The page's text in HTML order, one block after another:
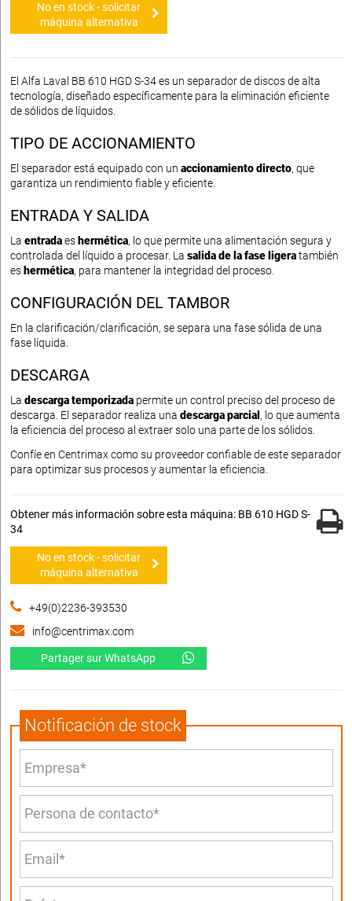
No en stock - solicitar
máquina alternativa
El Alfa Laval BB 610 HGD S-34 es un separador de discos de alta
tecnología, diseñado específicamente para la eliminación eficiente
de sólidos de líquidos.
TIPO DE ACCIONAMIENTO
El separador está equipado con un accionamiento directo, que
garantiza un rendimiento fiable y eficiente.
ENTRADA Y SALIDA
La entradaes hermética, lo que permite una alimentación segura y
controlada del líquido a procesar. La salida de la fase ligeratambién
es hermética, para mantener la integridad del proceso.
CONFIGURACIÓN DEL TAMBOR
En la clarificación/clarificación, se separa una fase sólida de una
fase líquida.
DESCARGA
La descarga temporizada permite un control preciso del proceso de
descarga. El separador realiza una descarga parcial , lo que aumenta
la eficiencia del proceso al extraer solo una parte de los sólidos.
Confíe en Centrimax como su proveedor confiable de este separador
para optimizar sus procesos y aumentar la eficiencia.
Obtener más información sobre esta máquina: BB 610 HGD S-
34
No en stock - solicitar
máquina alternativa
+49(0)2236-393530
info@centrimax.com
Partager sur WhatsApp
Notificación de stock